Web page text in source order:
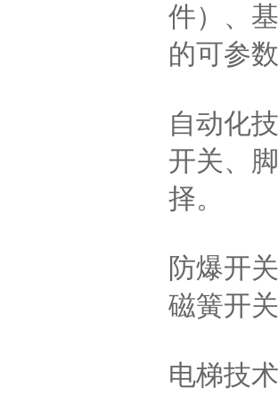
件）、
的可参
自动化
开关、
择。
防爆开
磁簧开
电梯技